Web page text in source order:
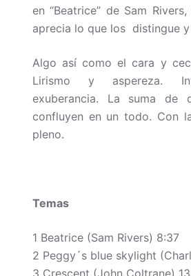
en “Beatrice” de Sam
aprecia lo que los distingue
Algo así como el cara y
Lirismo y aspereza.
exuberancia. La suma de
confluyen en un todo. Con
pleno.
Temas
1 Beatrice (Sam Rivers) 8:37
2 Peggy´s blue skylight
3 Crescent (John Coltrane)